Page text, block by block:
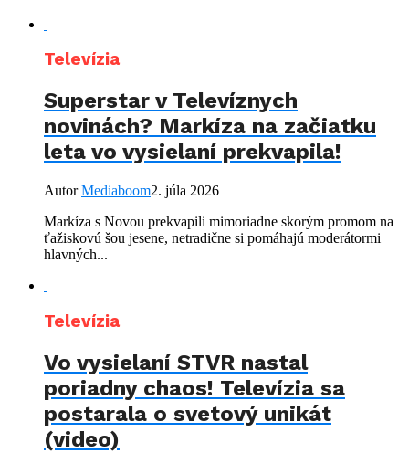
Televízia
Superstar v Televíznych
novinách? Markíza na začiatku
leta vo vysielaní prekvapila!
AutorMediaboom2. júla 2026
Markíza s Novou prekvapili mimoriadne skorým promom na
ťažiskovú šou jesene, netradične si pomáhajú moderátormi
hlavných...
Televízia
Vo vysielaní STVR nastal
poriadny chaos! Televízia sa
postarala o svetový unikát
(video)